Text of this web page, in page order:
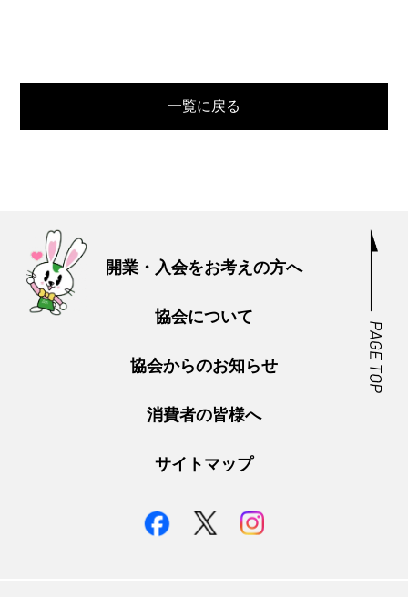
一覧に戻る
開業・入会をお考えの方へ
協会について
協会からのお知らせ
消費者の皆様へ
サイトマップ